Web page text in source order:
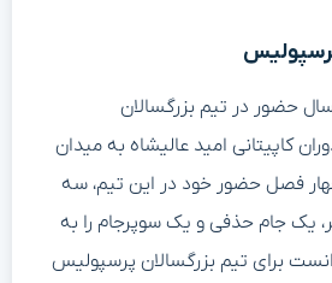
حضور در تیم بزرگسالان
کاپیتانی امید عالیشاه به میدان
فصل حضور خود در این تیم، سه
یک جام حذفی و یک سوپرجام را به
برای تیم بزرگسالان پرسپولیس